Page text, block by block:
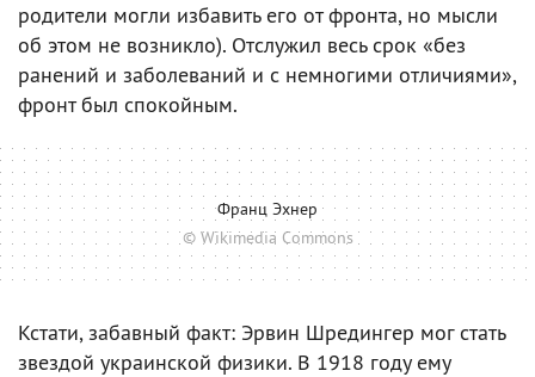
родители могли избавить его от фронта, но мысли
об этом не возникло). Отслужил весь срок «без
ранений и заболеваний и с немногими отличиями»,
фронт был спокойным.
Франц Эхнер
© Wikimedia Commons
Кстати, забавный факт: Эрвин Шредингер мог стать
звездой украинской физики. В 1918 году ему